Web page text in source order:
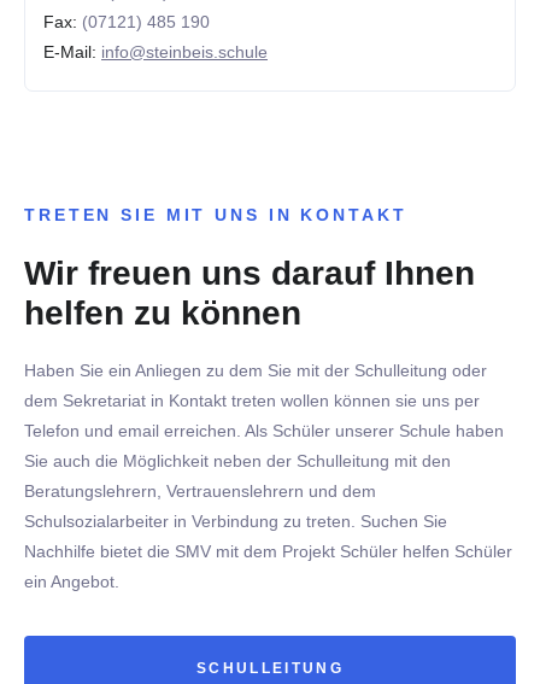
Fax: (07121) 485 190
E-Mail: info@steinbeis.schule
TRETEN SIE MIT UNS IN KONTAKT
Wir freuen uns darauf Ihnen
helfen zu können
Haben Sie ein Anliegen zu dem Sie mit der Schulleitung oder
dem Sekretariat in Kontakt treten wollen können sie uns per
Telefon und email erreichen. Als Schüler unserer Schule haben
Sie auch die Möglichkeit neben der Schulleitung mit den
Beratungslehrern, Vertrauenslehrern und dem
Schulsozialarbeiter in Verbindung zu treten. Suchen Sie
Nachhilfe bietet die SMV mit dem Projekt Schüler helfen Schüler
ein Angebot.
SCHULLEITUNG